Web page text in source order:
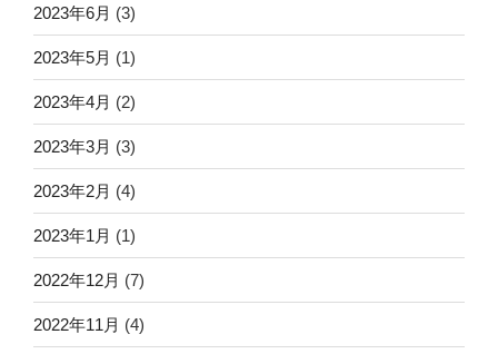
2023年6月 (3)
2023年5月 (1)
2023年4月 (2)
2023年3月 (3)
2023年2月 (4)
2023年1月 (1)
2022年12月 (7)
2022年11月 (4)